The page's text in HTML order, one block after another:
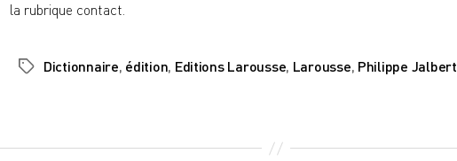
la rubrique contact.
Étiquettes
Dictionnaire, édition, Editions Larousse, Larousse, Philippe Jalbert